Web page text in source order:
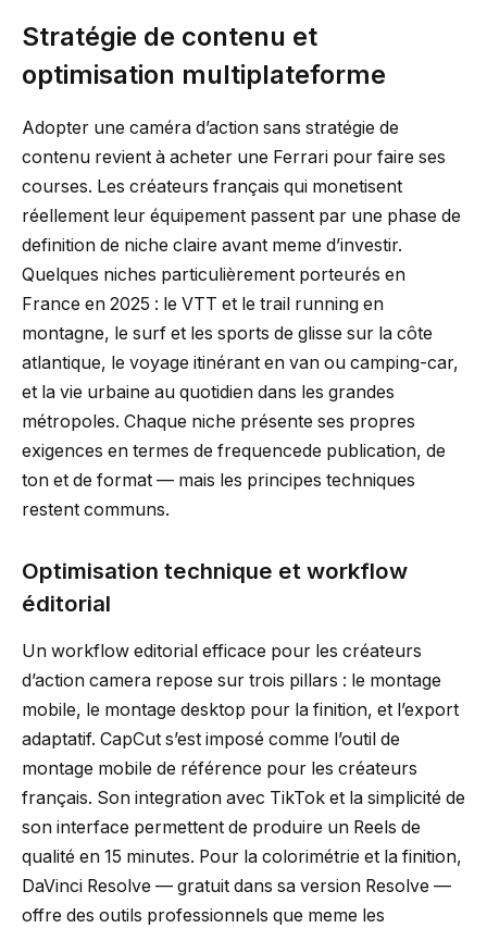
Stratégie de contenu et
optimisation multiplateforme
Adopter une caméra d’action sans stratégie de
contenu revient à acheter une Ferrari pour faire ses
courses. Les créateurs français qui monetisent
réellement leur équipement passent par une phase de
definition de niche claire avant meme d’investir.
Quelques niches particulièrement porteurés en
France en 2025 : le VTT et le trail running en
montagne, le surf et les sports de glisse sur la côte
atlantique, le voyage itinérant en van ou camping-car,
et la vie urbaine au quotidien dans les grandes
métropoles. Chaque niche présente ses propres
exigences en termes de frequencede publication, de
ton et de format — mais les principes techniques
restent communs.
Optimisation technique et workflow
éditorial
Un workflow editorial efficace pour les créateurs
d’action camera repose sur trois pillars : le montage
mobile, le montage desktop pour la finition, et l’export
adaptatif. CapCut s’est imposé comme l’outil de
montage mobile de référence pour les créateurs
français. Son integration avec TikTok et la simplicité de
son interface permettent de produire un Reels de
qualité en 15 minutes. Pour la colorimétrie et la finition,
DaVinci Resolve — gratuit dans sa version Resolve —
offre des outils professionnels que meme les